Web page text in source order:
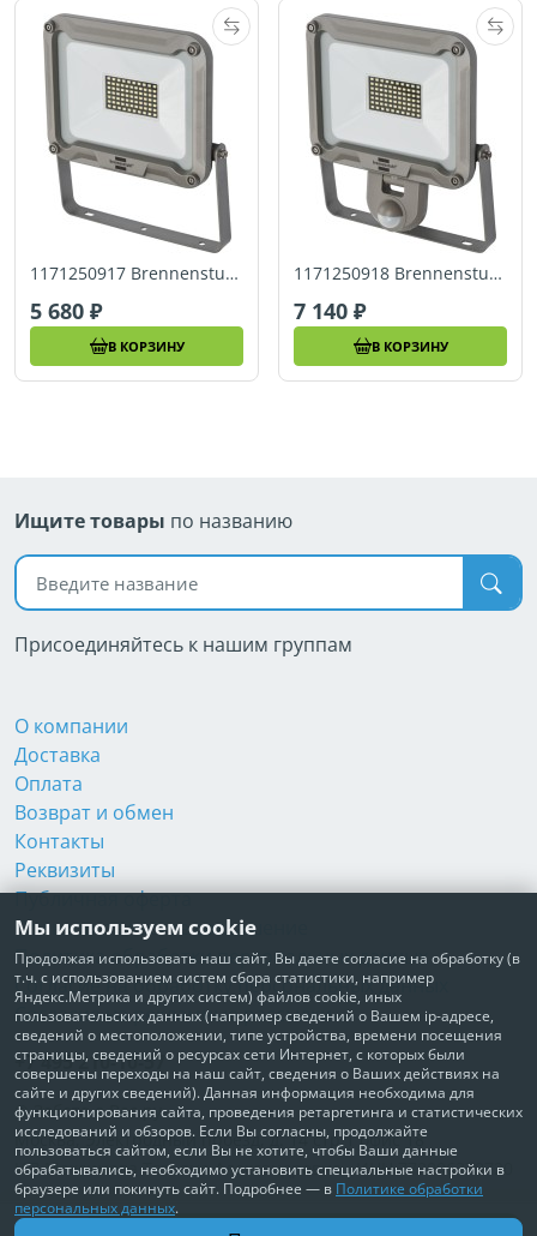
1171250917 Brennenstuhl Светодиодный настенный прожектор JARO , 50 Ватт, 220 вольт, 4400 люм., IP65
5 680
В КОРЗИНУ
1171250918 Brennenstuhl Светодиодный настенный прожектор JARO, 50 Ватт, питание от 220 вольт, 4400 люм., IP54
7 140
В КОРЗИНУ
Ищите товары по названию
Поиск по названию
Присоединяйтесь к нашим группам
О компании
Доставка
Оплата
Возврат и обмен
Контакты
Реквизиты
Публичная оферта
Пользовательское соглашение
Политика обработки персональных данных
Согласие на обработку персональных данных
Согласие на рекламные рассылки
+7 495 210-10-57
© Забота о Вас.ру
Москва, Электродный проезд, д. 14 стр.1 офис 18
ИП Максимова Татьяна Александровна · ИНН 772006379720
Мы используем cookie
Продолжая использовать наш сайт, Вы даете согласие на обработку (в
т.ч. с использованием систем сбора статистики, например
Яндекс.Метрика и других систем) файлов cookie, иных
пользовательских данных (например сведений о Вашем ip-адресе,
сведений о местоположении, типе устройства, времени посещения
страницы, сведений о ресурсах сети Интернет, с которых были
совершены переходы на наш сайт, сведения о Ваших действиях на
сайте и других сведений). Данная информация необходима для
функционирования сайта, проведения ретаргетинга и статистических
исследований и обзоров. Если Вы согласны, продолжайте
пользоваться сайтом, если Вы не хотите, чтобы Ваши данные
обрабатывались, необходимо установить специальные настройки в
браузере или покинуть сайт. Подробнее — в Политике обработки
персональных данных.